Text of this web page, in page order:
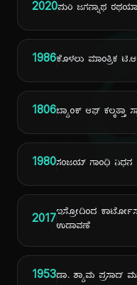
2020ಪುರಿ ಜಗನ್ನಾಥ
1986ಕೊಳಲು ಮಾಂತ್ರಿಕ
1806ಬ್ಯಾಂಕ್ ಆಫ್ ಕಲ್ಕತ್ತಾ
1980ಸಂಜಯ್ ಗಾಂಧಿ ನಿಧನ
2017ಇಸ್ರೋದಿಂದ
ಉಡಾವಣೆ
1953ಡಾ. ಶ್ಯಾಮ ಪ್ರಸಾದ್